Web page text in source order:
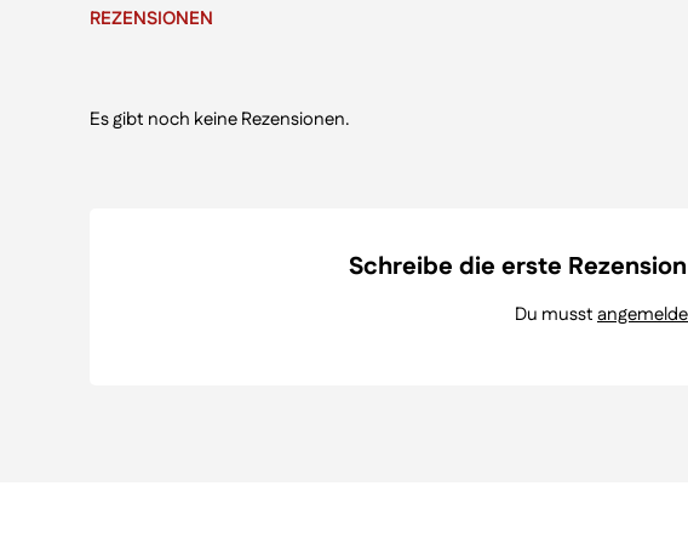
REZENSIONEN
Es gibt noch keine Rezensionen.
Schreibe die erste
Du musst